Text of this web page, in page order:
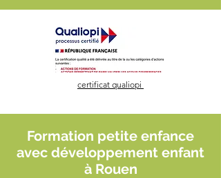
certificat qualiopi
Formation petite enfance
avec développement enfant
à Rouen